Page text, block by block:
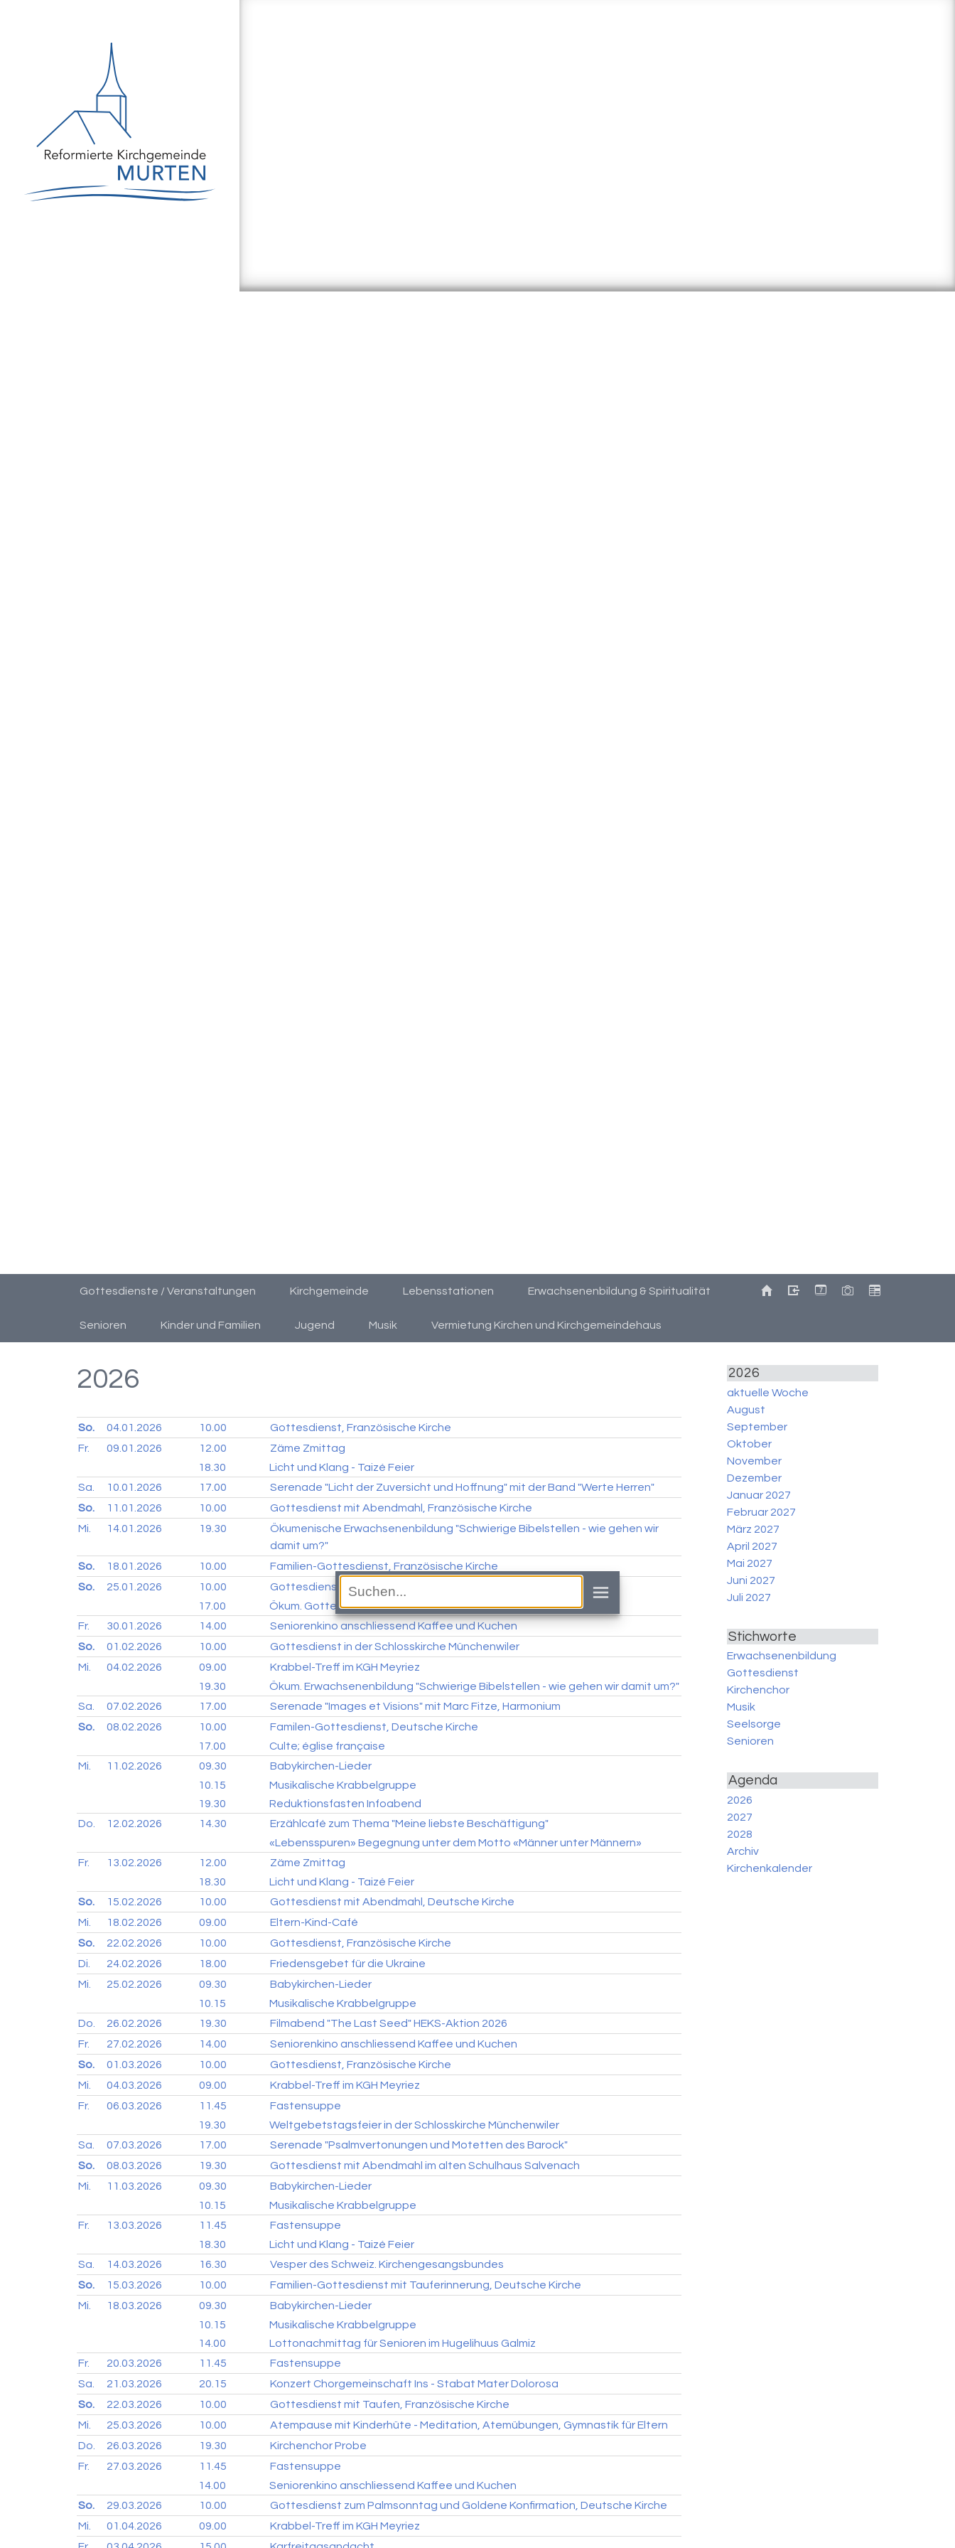
7
Gottesdienste / Veranstaltungen Kirchgemeinde Lebensstationen Erwachsenenbildung & Spiritualität
Senioren Kinder und Familien Jugend Musik Vermietung Kirchen und Kirchgemeindehaus
2026
So. 04.01. 2026 10.00
Gottesdienst, Französische Kirche
Fr.
09.01. 2026 12.00
Zäme Zmittag
18.30
Licht und Klang - Taizé Feier
Sa.
10.01. 2026 17.00
Serenade "Licht der Zuversicht und Hoffnung" mit der Band "Werte Herren"
So.
11.01. 2026 10.00
Gottesdienst mit Abendmahl, Französische Kirche
Mi.
14.01. 2026 19.30
Ökumenische Erwachsenenbildung "Schwierige Bibelstellen - wie gehen wir
damit um?"
So.
18.01. 2026 10.00
Familien-Gottesdienst, Französische Kirche
So.
25.01. 2026 10.00
Gottesdienst in Ried, Riederhalle
17.00
Ökum. Gottesdienst zur Einheitswoche, Kirche Meyriez
Fr.
30.01. 2026 14.00
Seniorenkino anschliessend Kaffee und Kuchen
So.
01.02. 2026 10.00
Gottesdienst in der Schlosskirche Münchenwiler
Mi.
04.02. 2026 09.00
Krabbel-Treff im KGH Meyriez
19.30
Ökum. Erwachsenenbildung "Schwierige Bibelstellen - wie gehen wir damit um?"
Sa.
07.02. 2026 17.00
Serenade "Images et Visions" mit Marc Fitze, Harmonium
So.
08.02. 2026 10.00
Familen-Gottesdienst, Deutsche Kirche
17.00
Culte; église française
Mi.
11.02. 2026 09.30
Babykirchen-Lieder
10.15
Musikalische Krabbelgruppe
19.30
Reduktionsfasten Infoabend
Do.
12.02. 2026 14.30
Erzählcafé zum Thema "Meine liebste Beschäftigung"
«Lebensspuren» Begegnung unter dem Motto «Männer unter Männern»
Fr.
13.02. 2026 12.00
Zäme Zmittag
18.30
Licht und Klang - Taizé Feier
So.
15.02. 2026 10.00
Gottesdienst mit Abendmahl, Deutsche Kirche
Mi.
18.02. 2026 09.00
Eltern-Kind-Café
So.
22.02. 2026 10.00
Gottesdienst, Französische Kirche
Di.
24.02. 2026 18.00
Friedensgebet für die Ukraine
Mi.
25.02. 2026 09.30
Babykirchen-Lieder
10.15
Musikalische Krabbelgruppe
Do.
26.02. 2026 19.30
Filmabend "The Last Seed" HEKS-Aktion 2026
Fr.
27.02. 2026 14.00
Seniorenkino anschliessend Kaffee und Kuchen
So.
01.03. 2026 10.00
Gottesdienst, Französische Kirche
Mi.
04.03. 2026 09.00
Krabbel-Treff im KGH Meyriez
Fr.
06.03. 2026 11.45
Fastensuppe
19.30
Weltgebetstagsfeier in der Schlosskirche Münchenwiler
Sa.
07.03. 2026 17.00
Serenade "Psalmvertonungen und Motetten des Barock"
So.
08.03. 2026 19.30
Gottesdienst mit Abendmahl im alten Schulhaus Salvenach
Mi.
11.03. 2026 09.30
Babykirchen-Lieder
10.15
Musikalische Krabbelgruppe
Fr.
13.03. 2026 11.45
Fastensuppe
18.30
Licht und Klang - Taizé Feier
Sa.
14.03. 2026 16.30
Vesper des Schweiz. Kirchengesangsbundes
So.
15.03. 2026 10.00
Familien-Gottesdienst mit Tauferinnerung, Deutsche Kirche
Mi.
18.03. 2026 09.30
Babykirchen-Lieder
10.15
Musikalische Krabbelgruppe
14.00
Lottonachmittag für Senioren im Hugelihuus Galmiz
Fr.
20.03. 2026 11.45
Fastensuppe
Sa.
21.03. 2026 20.15
Konzert Chorgemeinschaft Ins - Stabat Mater Dolorosa
So.
22.03. 2026 10.00
Gottesdienst mit Taufen, Französische Kirche
Mi.
25.03. 2026 10.00
Atempause mit Kinderhüte - Meditation, Atemübungen, Gymnastik für Eltern
Do.
26.03. 2026 19.30
Kirchenchor Probe
Fr.
27.03. 2026 11.45
Fastensuppe
14.00
Seniorenkino anschliessend Kaffee und Kuchen
So.
29.03. 2026 10.00
Gottesdienst zum Palmsonntag und Goldene Konfirmation, Deutsche Kirche
Mi.
01.04. 2026 09.00
Krabbel-Treff im KGH Meyriez
2026
aktuelle Woche
August
September
Oktober
November
Dezember
Januar 2027
Februar 2027
März 2027
April 2027
Mai 2027
Juni 2027
Juli 2027
Stichworte
Erwachsenenbildung
Gottesdienst
Kirchenchor
Musik
Seelsorge
Senioren
Agenda
2026
2027
2028
Archiv
Kirchenkalender